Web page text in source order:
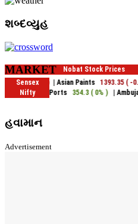
શબ્દવ્યુહ
MARKET
હવામાન
Advertisement